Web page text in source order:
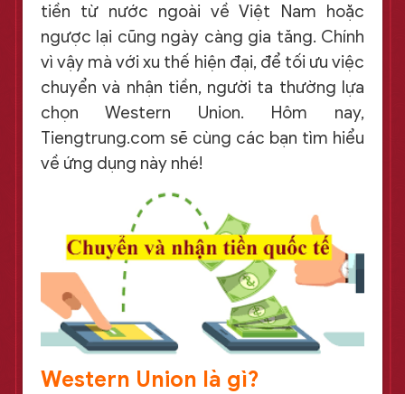
tiền từ nước ngoài về Việt Nam hoặc
ngược lại cũng ngày càng gia tăng. Chính
vì vậy mà với xu thế hiện đại, để tối ưu việc
chuyển và nhận tiền, người ta thường lựa
chọn Western Union. Hôm nay,
Tiengtrung.com sẽ cùng các bạn tìm hiểu
về ứng dụng này nhé!
Western Union là gì?